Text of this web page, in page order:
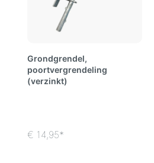
Grondgrendel,
poortvergrendeling
(verzinkt)
€ 14,95*